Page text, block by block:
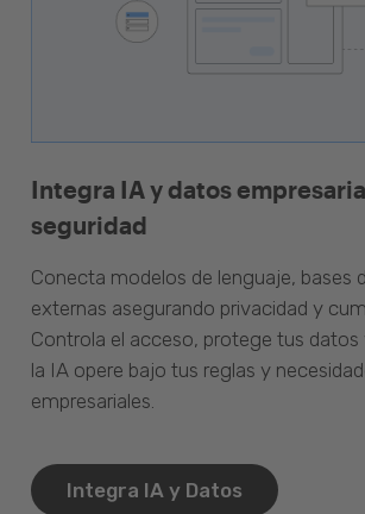
Integra IA y datos
seguridad
Conecta modelos de lenguaje, bases
externas asegurando privacidad y
Controla el acceso, protege tus datos
la IA opere bajo tus reglas y
empresariales.
Integra IA y Datos